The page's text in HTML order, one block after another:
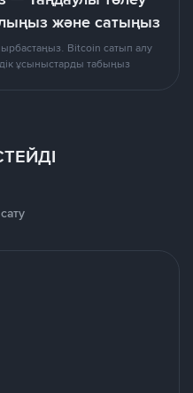
және сатыңыз
Bitcoin сатып алу
ұсыныстарды табыңыз